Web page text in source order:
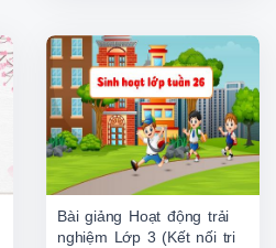
Bài giảng Hoạt động trải
nghiệm Lớp 3 (Kết nối tri